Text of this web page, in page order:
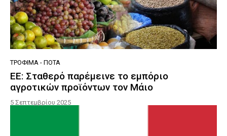
ΤΡΌΦΙΜΑ - ΠΟΤΆ
ΕΕ: Σταθερό παρέμεινε το εμπόριο
αγροτικών προϊόντων τον Μάιο
5 Σεπτεμβρίου 2025